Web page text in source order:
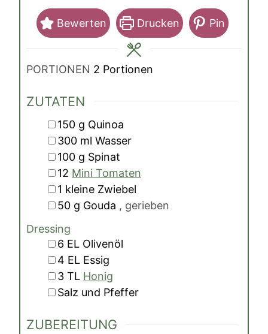
Bewerten Drucken Pin
PORTIONEN 2 Portionen
ZUTATEN
▢
150 g Quinoa
▢
300 ml Wasser
▢
100 g Spinat
▢
12 Mini Tomaten
▢
1 kleine Zwiebel
▢
50 g Gouda , gerieben
Dressing
▢
6 EL Olivenöl
▢
4 EL Essig
▢
3 TL Honig
▢
Salz und Pfeffer
ZUBEREITUNG